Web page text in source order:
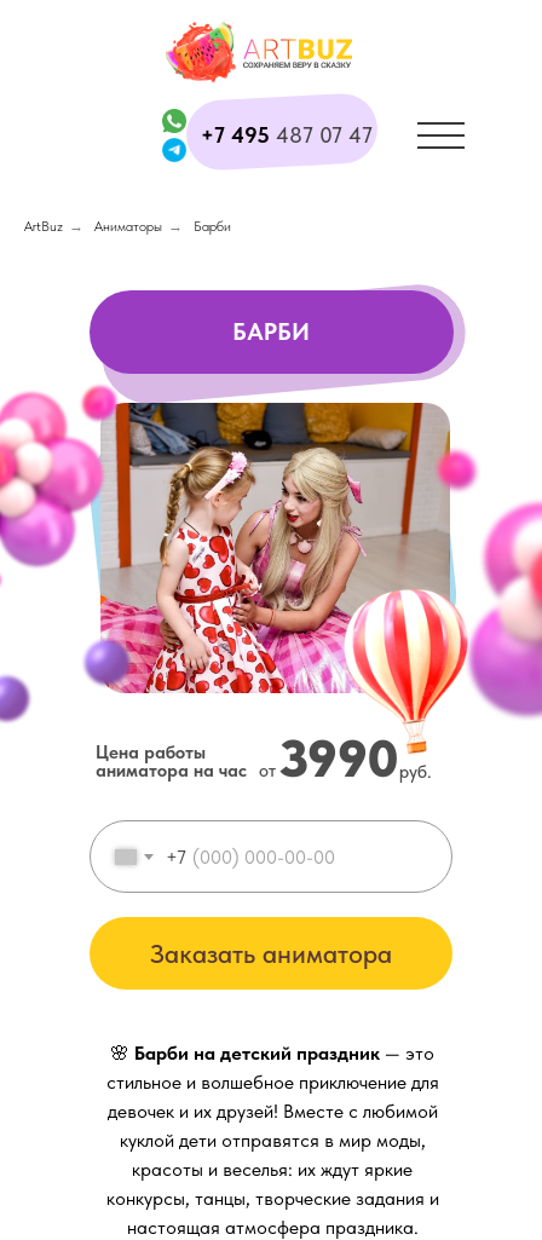
+7 495 487 07 47
ArtBuz → Аниматоры → Барби
Цена работы
аниматора на час
3990руб.
+7
Заказать аниматора
🌸 Барби на детский праздник — это
стильное и волшебное приключение для
девочек и их друзей! Вместе с любимой
куклой дети отправятся в мир моды,
красоты и веселья: их ждут яркие
конкурсы, танцы, творческие задания и
настоящая атмосфера праздника.
БАРБИ
от